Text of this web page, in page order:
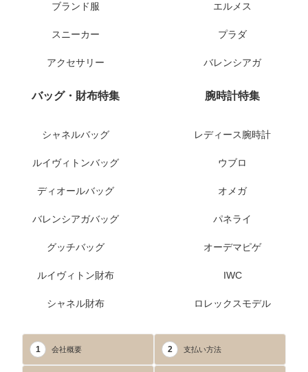
ブランド服
スニーカー
アクセサリー
エルメス
プラダ
バレンシアガ
バッグ・財布特集
シャネルバッグ
ルイヴィトンバッグ
ディオールバッグ
バレンシアガバッグ
グッチバッグ
ルイヴィトン財布
シャネル財布
腕時計特集
レディース腕時計
ウブロ
オメガ
パネライ
オーデマピゲ
IWC
ロレックスモデル
1 会社概要 2 支払い方法